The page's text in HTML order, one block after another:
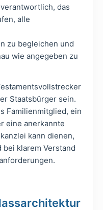
das
alle
zu begleichen und
wie angegeben zu
Staatsbürger sein.
Familienmitglied, ein
eine anerkannte
kann dienen,
klarem Verstand